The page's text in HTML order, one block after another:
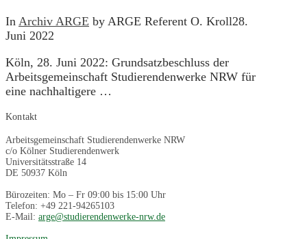
In Archiv ARGE by ARGE Referent O. Kroll28.
Juni 2022
Köln, 28. Juni 2022: Grundsatzbeschluss der
Arbeitsgemeinschaft Studierendenwerke NRW für
eine nachhaltigere …
Kontakt
Arbeitsgemeinschaft Studierendenwerke NRW
c/o Kölner Studierendenwerk
Universitätsstraße 14
DE 50937 Köln
Bürozeiten: Mo – Fr 09:00 bis 15:00 Uhr
Telefon: +49 221-94265103
E-Mail: arge@studierendenwerke-nrw.de